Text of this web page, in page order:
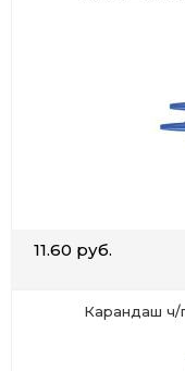
11.60 руб.
Карандаш ч/